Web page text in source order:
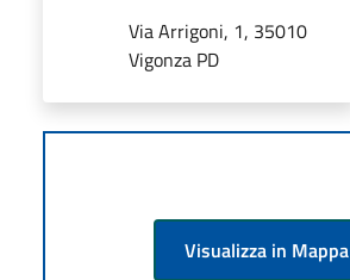
Via Arrigoni, 1, 35010
Vigonza PD
Visualizza in Mappa